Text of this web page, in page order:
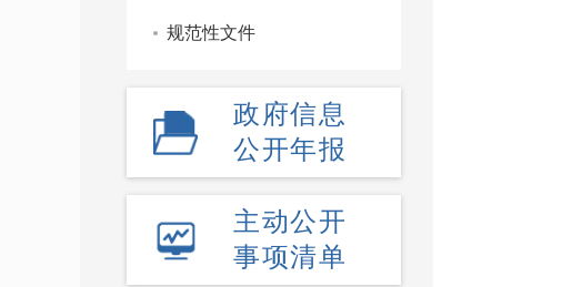
规范性文件
政府信息
公开年报
主动公开
事项清单